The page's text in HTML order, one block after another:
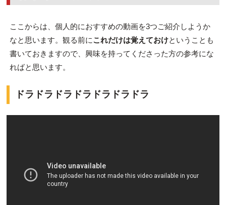
ここからは、個人的におすすめの動画を3つご紹介しようか
なと思います。観る前にこれだけは覚えておけということも
書いておきますので、興味を持ってくださった方の参考にな
ればと思います。
ドラドラドラドラドラドラドラ